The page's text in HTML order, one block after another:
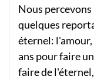
Nous
quelques
éternel:
ans pour faire
faire de